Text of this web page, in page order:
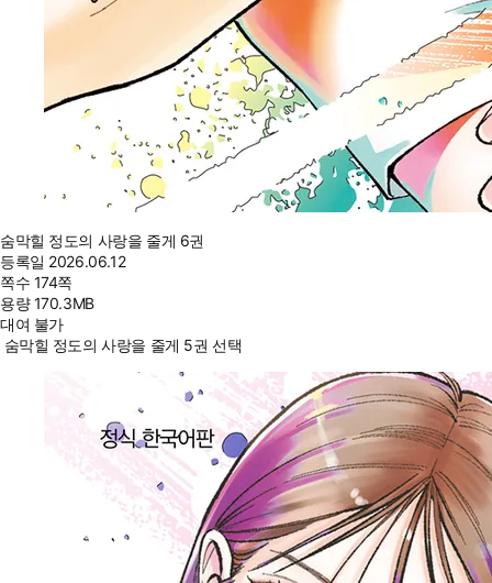
숨막힐 정도의 사랑을 줄게 6권
등록일 2026.06.12
쪽수 174쪽
용량170.3MB
대여 불가
숨막힐 정도의 사랑을 줄게 5권 선택